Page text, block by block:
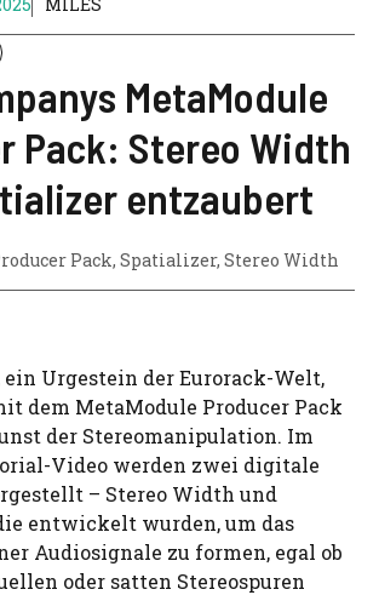
MetaModule
Pack: Stereo Width
entzaubert
Pack, Spatializer, Stereo Width
ein Urgestein der Eurorack-Welt,
dem MetaModule Producer Pack
der Stereomanipulation. Im
Video werden zwei digitale
– Stereo Width und
entwickelt wurden, um das
Audiosignale zu formen, egal ob
oder satten Stereospuren